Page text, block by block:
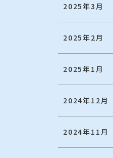
2025年3月
2025年2月
2025年1月
2024年12月
2024年11月